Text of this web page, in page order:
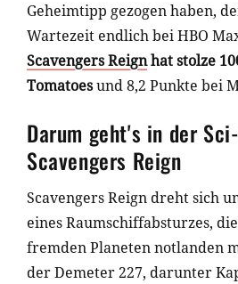
Geheimtipp gezogen haben,
Wartezeit endlich bei HBO
Scavengers Reignhat stolze
Tomatoesund 8,2 Punkte bei
Darum geht's in der
Scavengers Reign
Scavengers Reign dreht sich
eines Raumschiffabsturzes,
fremden Planeten notlanden
der Demeter 227, darunter